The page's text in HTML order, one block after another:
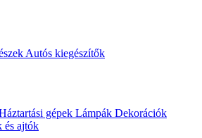
Autós kiegészítők
gépek Lámpák Dekorációk
és ajtók